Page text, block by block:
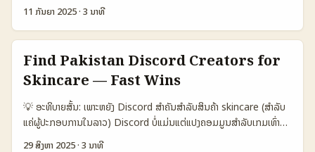
Chancey). 📊 ຕາຕະລາງ Snapshot: ວິທີການອ່ານກຸ່ມ Discord ສີ່
B Option C 👥 Monthly Active 1.200.000 800.000 1.000.000
📈 Conversion 12% 8% 9% 💬 Avg Msg / User 35 18 27 💸
Avg Sale Value US$25 US$15 US$20 🔒 Brand Safety High
Medium Medium ຕາຕະລາງນີ້ສະແດງການສະເລີຍໃນຕົວເລືອກສາມປະເທດ
(A/B/C) ເພື່ອສະມິດທາງການຕັດສິນໃນການເລືອກ Discord
communities ສໍາລັບ creator-led sales. ຄຸນສັມັດສຽງ,
conversion ແລະ avg sale value ແມ່ນຕົວຊີ້ວ່າເປົ້າໝາຍທີ່ດີແມ່ນສາມາດ
ແນວໃດເພື່ອຄົ້ນຫາ Discord creators ຈາກປານາມາ ແລະເຮັດໃຫ້ພວກເຂົາ
ຊ່ວຍດຶງກະແສໄປໃສ່ landing page ຂອງທ່ານ? ຄຳຕອບບໍ່ແມ່ນມີສະຕິກຈອດ
ດຽວ — ມັນຕ້ອງປະກອບດ້ວຍການຄົ້ນຫາທີ່ຈິງ, ການກວດຄຸນລັກສະນະ, ແລະ
ລັບຊຸມຊົນ niche ແລະຊ່ວຍສ້າງ retention ເປັນມື້ (Business Today
ລາຍງານກ່ອນວ່າ Gen Z ໃຊ້ Discord ເພື່ອຈັດການເຄື່ອນໄຫວ) — ແຕ່ການ
ຫາ “creator” ທີ່ເໝາະສົມແລະຄວາມໄດ້ຜົນຈະຕ້ອງມີຂັ້ນຕອນທີ່ຊັດເຈນ:
ກຳນົດ KPI, ການທົດລອງການເຄື່ອນໄຫວ, ແລະກວດວ່າການຈ່າຍເງິນສົມດຸງກັບ
ຜົນທີ່ຕາມ. ບົດຄວາມນີ້ຈະເອົາຂັ້ນຕອນແຖວງຄົ້ນຫາ, ຕັ້ງກົດການຄຸ້ມຄອງ, ແລະ
ວິທີທີ່ຈະເຮັດໃຫ້ Discord creators ຈາກປານາມານຳຜົນເຂົ້າ Landing
11 ກັນຍາ 2025·3 ນາທີ
Find Pakistan Discord Creators for
Skincare — Fast Wins
💡 ອະທິບາຍສັ້ນ: ເພາະຫຍັງ Discord ສຳຄັນສຳລັບສິນຄ້າ skincare (ສຳລັບ
ແຄ່ຜູ້ປະກອບການໃນລາວ) Discord ບໍ່ແມ່ນແຕ່ແປງຄອມມູນສຳລັບເກມເທົ່າ
ນັ້ນ — ມັນກັບມາເປັນພື້ນທີ່ສຳຄັນສໍາລັບສິນຄ້າ lifestyle ແລະ skincare ທີ່
29 ສິງຫາ 2025·3 ນາທີ